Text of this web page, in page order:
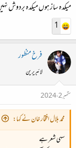
میکدہ سازہوںمیکدہ بردوش
1
فرخ منظور
لائبریرین
ستمبر 2، 2024
محمد بلال افتخار خان نے کہا:
سہی شعر ہے